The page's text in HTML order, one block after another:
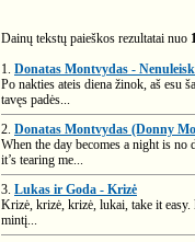
Dainų tekstų paieškos rezultatai nuo
1. Donatas Montvydas -
Po nakties ateis diena žinok, aš esu
tavęs padės...
2. Donatas Montvydas (Donny
When the day becomes a night is
it’s tearing me...
3. Lukas ir Goda - Krizė
Krizė, krizė, krizė, lukai, take it
mintį...